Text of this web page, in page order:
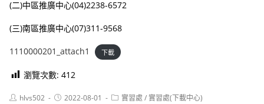
(二)中區推廣中心(04)2238-6572
(三)南區推廣中心(07)311-9568
1110000201_attach1 下載
瀏覽次數: 412
Posthlvs502
Post2022-08-01
Post實習處 / 實習處(下載中心)